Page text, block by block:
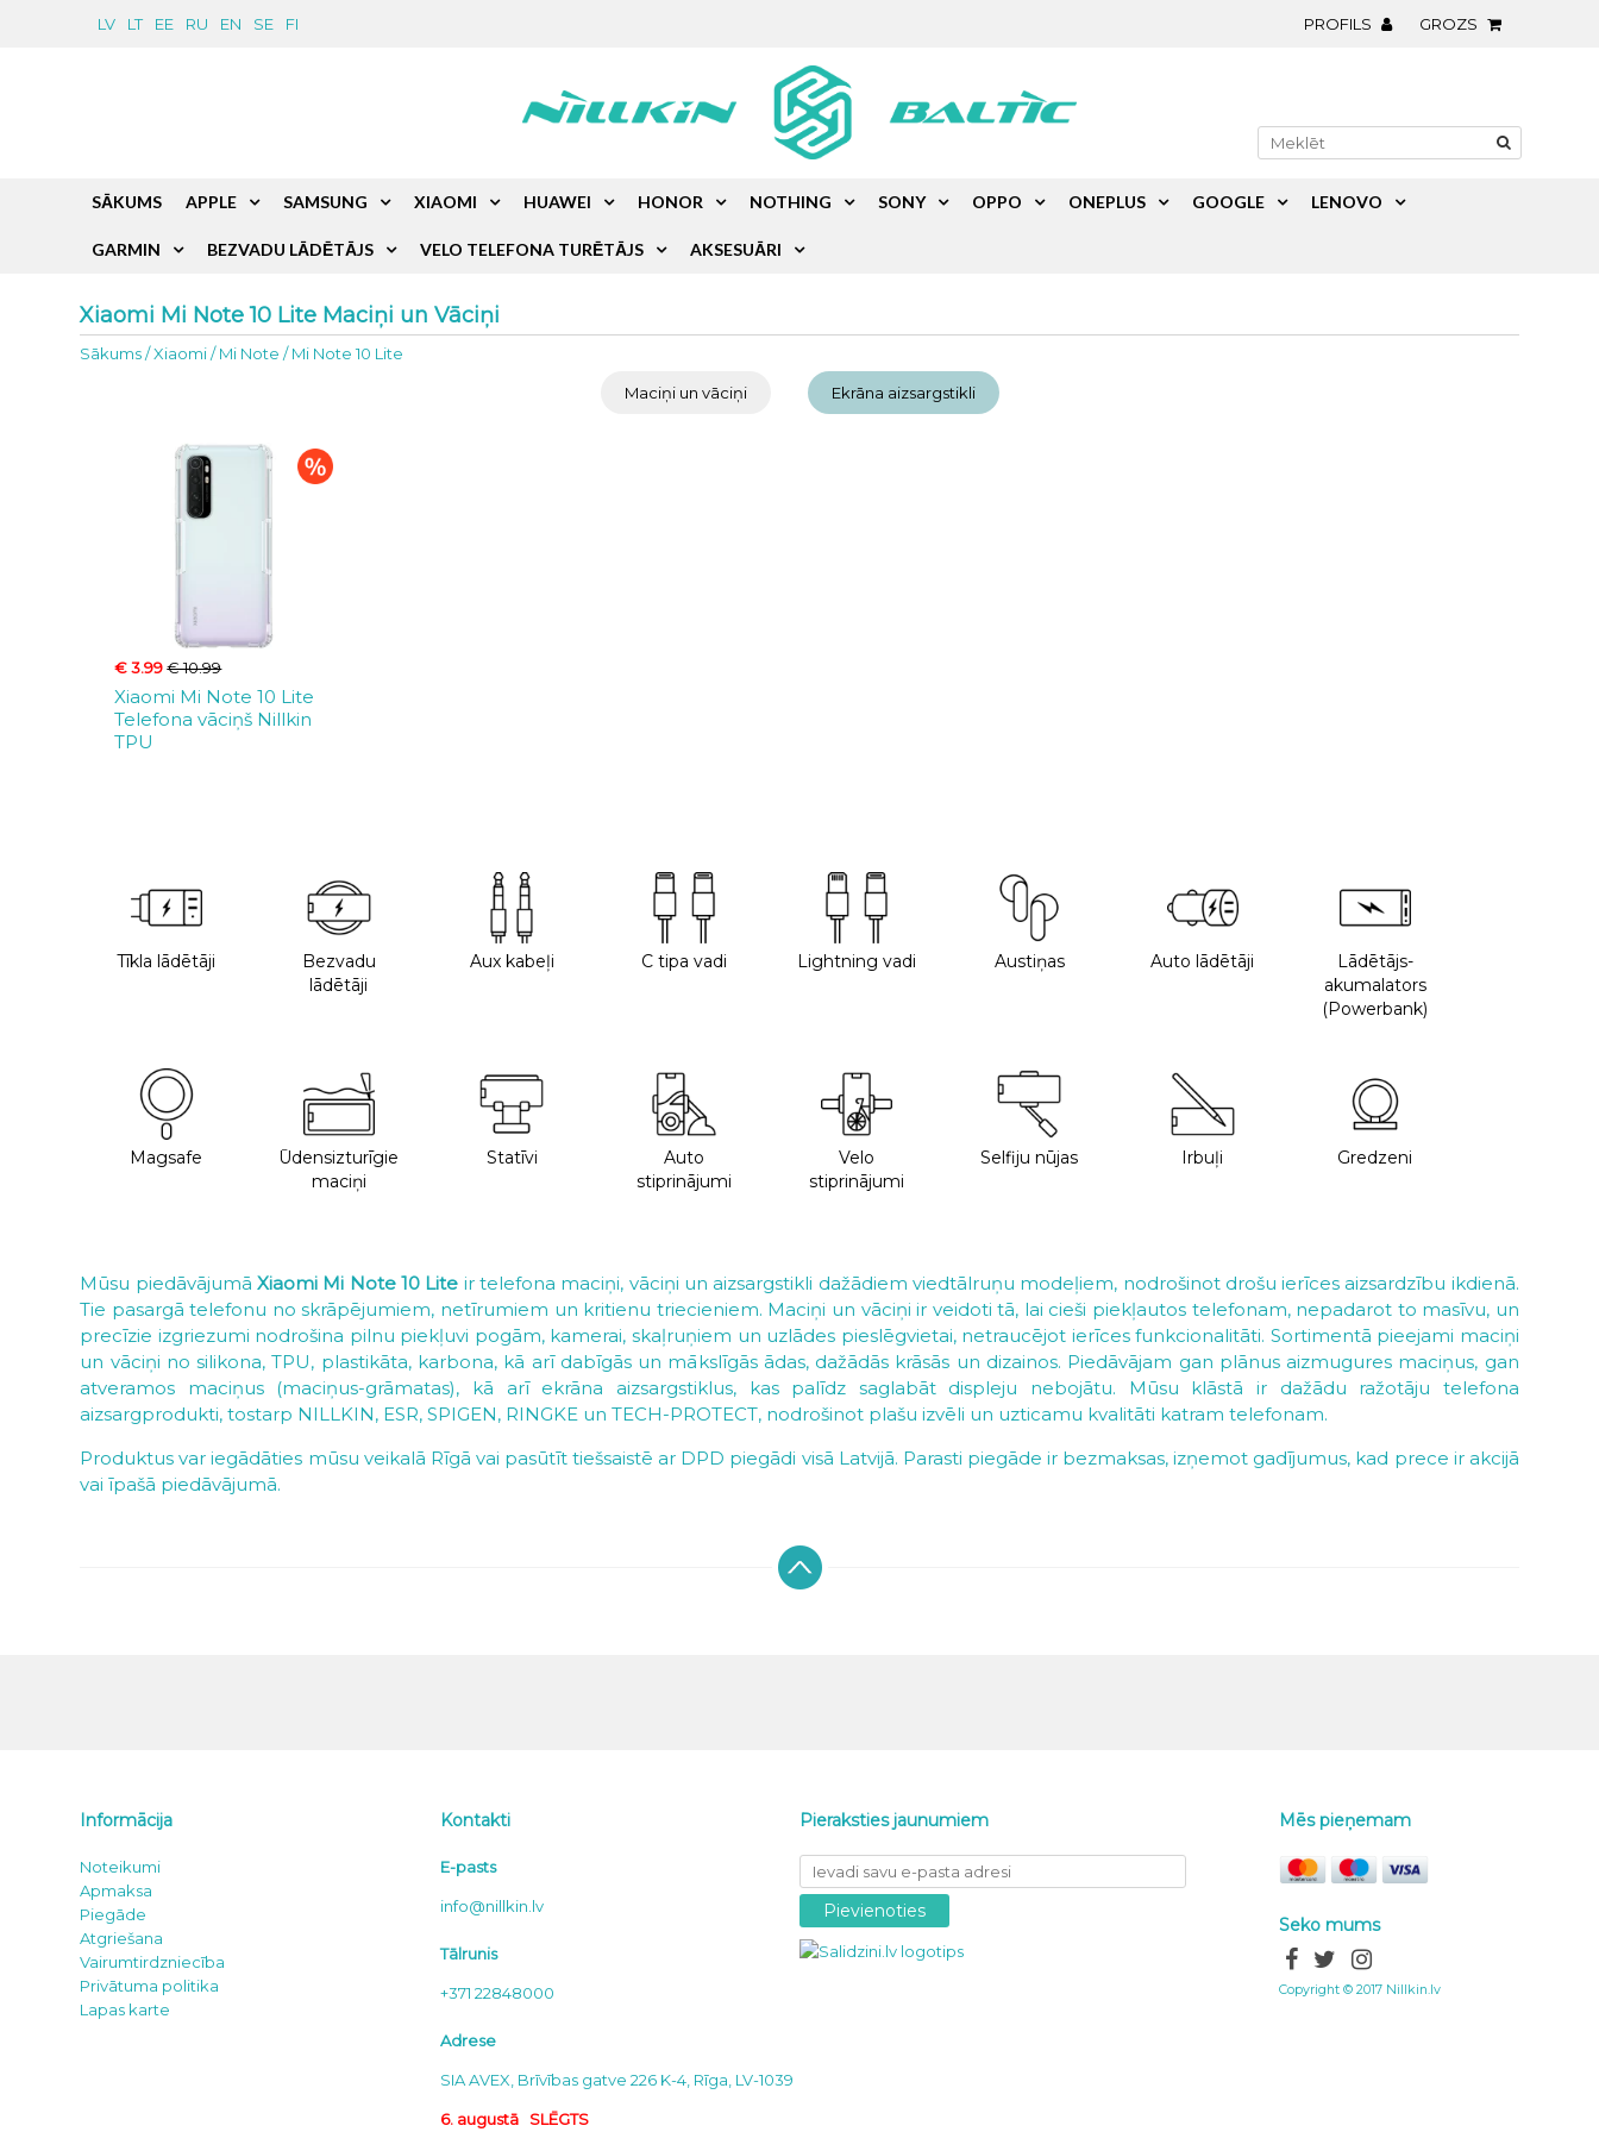
LV LT EE RU EN SE FI PROFILS GROZS
Xiaomi Mi Note 10 Lite Maciņi un Vāciņi
Sākums/Xiaomi/Mi Note /Mi Note 10 Lite
Maciņi un vāciņi Ekrāna aizsargstikli
€ 3.99€ 10.99
Xiaomi Mi Note 10 Lite
Telefona vāciņš Nillkin
TPU
Tīkla lādētāji
Bezvadu
lādētāji
Aux kabeļi C tipa vadi Lightning vadi Austiņas Auto lādētāji
Lādētājs-
akumalators
(Powerbank)
Magsafe
Ūdensizturīgie
maciņi
Statīvi
Auto
stiprinājumi
Velo
stiprinājumi
Selfiju nūjas Irbuļi Gredzeni
Mūsu piedāvājumā Xiaomi Mi Note 10 Lite ir telefona maciņi, vāciņi un aizsargstikli dažādiem viedtālruņu modeļiem, nodrošinot drošu ierīces aizsardzību ikdienā.
Tie pasargā telefonu no skrāpējumiem, netīrumiem un kritienu triecieniem. Maciņi un vāciņi ir veidoti tā, lai cieši piekļautos telefonam, nepadarot to masīvu, un
precīzie izgriezumi nodrošina pilnu piekļuvi pogām, kamerai, skaļruņiem un uzlādes pieslēgvietai, netraucējot ierīces funkcionalitāti. Sortimentā pieejami maciņi
un vāciņi no silikona, TPU, plastikāta, karbona, kā arī dabīgās un mākslīgās ādas, dažādās krāsās un dizainos. Piedāvājam gan plānus aizmugures maciņus, gan
atveramos maciņus (maciņus-grāmatas), kā arī ekrāna aizsargstiklus, kas palīdz saglabāt displeju nebojātu. Mūsu klāstā ir dažādu ražotāju telefona
aizsargprodukti, tostarp NILLKIN, ESR, SPIGEN, RINGKE un TECH-PROTECT, nodrošinot plašu izvēli un uzticamu kvalitāti katram telefonam.
Produktus var iegādāties mūsu veikalā Rīgā vai pasūtīt tiešsaistē ar DPD piegādi visā Latvijā. Parasti piegāde ir bezmaksas, izņemot gadījumus, kad prece ir akcijā
vai īpašā piedāvājumā.
SĀKUMS APPLE SAMSUNG XIAOMI HUAWEI HONOR NOTHING SONY OPPO ONEPLUS GOOGLE LENOVO
GARMIN BEZVADU LĀDĒTĀJS VELO TELEFONA TURĒTĀJS AKSESUĀRI
Informācija
Noteikumi
Apmaksa
Piegāde
Atgriešana
Vairumtirdzniecība
Privātuma politika
Lapas karte
Kontakti
E-pasts
info@nillkin.lv
Tālrunis
+371 22848000
Adrese
SIA AVEX, Brīvības gatve 226 K-4, Rīga, LV-1039
6. augustā SLĒGTS
Pieraksties jaunumiem Mēs pieņemam
Seko mums
Copyright © 2017 Nillkin.lv